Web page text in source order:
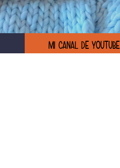
MI CANAL DE YOUTUBE